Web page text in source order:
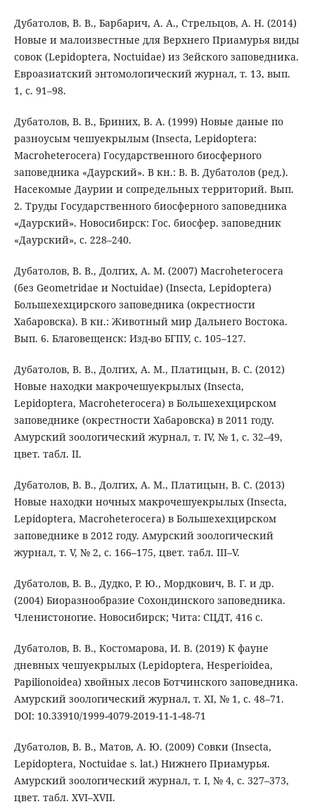
Дубатолов, В. В., Барбарич, А. А., Стрельцов, А. Н. (2014)
Новые и малоизвестные для Верхнего Приамурья виды
совок (Lepidoptera, Noctuidae) из Зейского заповедника.
Евроазиатский энтомологический журнал, т. 13, вып.
1, с. 91–98.
Дубатолов, В. В., Бриних, В. А. (1999) Новые даные по
разноусым чешуекрылым (Insecta, Lepidoptera:
Macroheterocera) Государственного биосферного
заповедника «Даурский». В кн.: В. В. Дубатолов (ред.).
Насекомые Даурии и сопредельных территорий. Вып.
2. Труды Государственного биосферного заповедника
«Даурский». Новосибирск: Гос. биосфер. заповедник
«Даурский», с. 228–240.
Дубатолов, В. В., Долгих, А. М. (2007) Macroheterocera
(без Geometridae и Noctuidae) (Insecta, Lepidoptera)
Большехехцирского заповедника (окрестности
Хабаровска). В кн.: Животный мир Дальнего Востока.
Вып. 6. Благовещенск: Изд-во БГПУ, с. 105–127.
Дубатолов, В. В., Долгих, А. М., Платицын, В. С. (2012)
Новые находки макрочешуекрылых (Insecta,
Lepidoptera, Macroheterocera) в Большехехцирском
заповеднике (окрестности Хабаровска) в 2011 году.
Амурский зоологический журнал, т. IV, № 1, с. 32–49,
цвет. табл. II.
Дубатолов, В. В., Долгих, А. М., Платицын, В. С. (2013)
Новые находки ночных макрочешуекрылых (Insecta,
Lepidoptera, Macroheterocera) в Большехехцирском
заповеднике в 2012 году. Амурский зоологический
журнал, т. V, № 2, с. 166–175, цвет. табл. III–V.
Дубатолов, В. В., Дудко, Р. Ю., Мордкович, В. Г. и др.
(2004) Биоразнообразие Сохондинского заповедника.
Членистоногие. Новосибирск; Чита: СЦДТ, 416 с.
Дубатолов, В. В., Костомарова, И. В. (2019) К фауне
дневных чешуекрылых (Lepidoptera, Hesperioidea,
Papilionoidea) хвойных лесов Ботчинского заповедника.
Амурский зоологический журнал, т. XI, № 1, с. 48–71.
DOI: 10.33910/1999-4079-2019-11-1-48-71
Дубатолов, В. В., Матов, А. Ю. (2009) Совки (Insecta,
Lepidoptera, Noctuidae s. lat.) Нижнего Приамурья.
Амурский зоологический журнал, т. I, № 4, с. 327–373,
цвет. табл. XVI–XVII.